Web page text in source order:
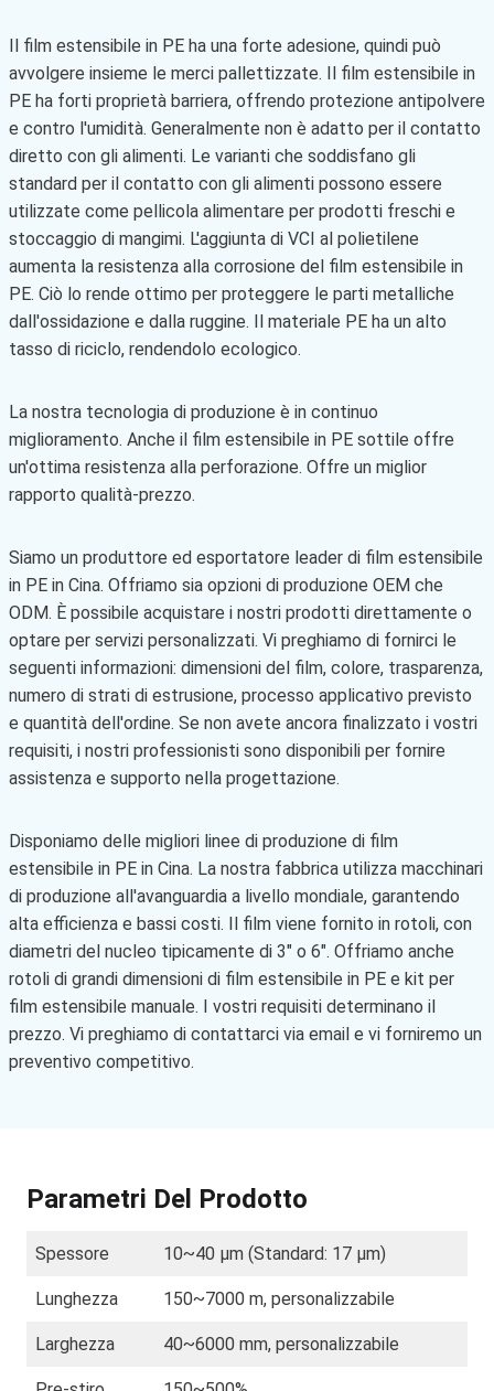
Il film estensibile in PE ha una forte adesione, quindi può
avvolgere insieme le merci pallettizzate. Il film estensibile in
PE ha forti proprietà barriera, offrendo protezione antipolvere
e contro l'umidità. Generalmente non è adatto per il contatto
diretto con gli alimenti. Le varianti che soddisfano gli
standard per il contatto con gli alimenti possono essere
utilizzate come pellicola alimentare per prodotti freschi e
stoccaggio di mangimi. L'aggiunta di VCI al polietilene
aumenta la resistenza alla corrosione del film estensibile in
PE. Ciò lo rende ottimo per proteggere le parti metalliche
dall'ossidazione e dalla ruggine. Il materiale PE ha un alto
tasso di riciclo, rendendolo ecologico.
La nostra tecnologia di produzione è in continuo
miglioramento. Anche il film estensibile in PE sottile offre
un'ottima resistenza alla perforazione. Offre un miglior
rapporto qualità-prezzo.
Siamo un produttore ed esportatore leader di film estensibile
in PE in Cina. Offriamo sia opzioni di produzione OEM che
ODM. È possibile acquistare i nostri prodotti direttamente o
optare per servizi personalizzati. Vi preghiamo di fornirci le
seguenti informazioni: dimensioni del film, colore, trasparenza,
numero di strati di estrusione, processo applicativo previsto
e quantità dell'ordine. Se non avete ancora finalizzato i vostri
requisiti, i nostri professionisti sono disponibili per fornire
assistenza e supporto nella progettazione.
Disponiamo delle migliori linee di produzione di film
estensibile in PE in Cina. La nostra fabbrica utilizza macchinari
di produzione all'avanguardia a livello mondiale, garantendo
alta efficienza e bassi costi. Il film viene fornito in rotoli, con
diametri del nucleo tipicamente di 3″ o 6″. Offriamo anche
rotoli di grandi dimensioni di film estensibile in PE e kit per
film estensibile manuale. I vostri requisiti determinano il
prezzo. Vi preghiamo di contattarci via email e vi forniremo un
preventivo competitivo.
Parametri Del Prodotto
Spessore 10~40 µm (Standard: 17 µm)
Lunghezza 150~7000 m, personalizzabile
Larghezza 40~6000 mm, personalizzabile